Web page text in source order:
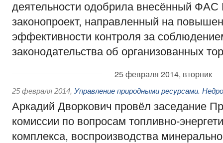
деятельности одобрила внесённый ФАС
законопроект, направленный на
эффективности контроля за
законодательства об организованных
25 февраля 2014, вторник
25 февраля 2014, Управление природными ресурсами.
Аркадий Дворкович провёл заседание
комиссии по вопросам топливно-
комплекса, воспроизводства